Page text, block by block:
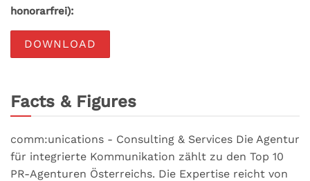
honorarfrei):
DOWNLOAD
Facts & Figures
comm:unications - Consulting & Services Die Agentur
für integrierte Kommunikation zählt zu den Top 10
PR-Agenturen Österreichs. Die Expertise reicht von